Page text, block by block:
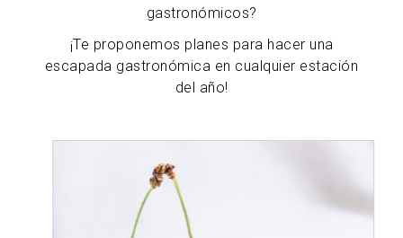
gastronómicos?
¡Te proponemos planes para hacer una
escapada gastronómica en cualquier estación
del año!